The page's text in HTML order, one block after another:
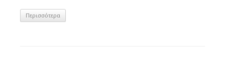
Περισσότερα